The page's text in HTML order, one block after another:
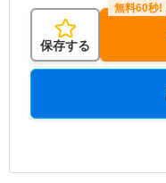
保存する